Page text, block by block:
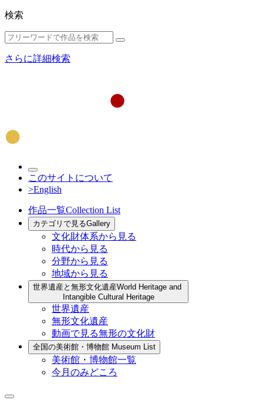
検索
さらに詳細検索
このサイトについて
>English
作品一覧Collection List
カテゴリで見るGallery
文化財体系から見る
時代から見る
分野から見る
地域から見る
世界遺産と無形文化遺産World Heritage and
Intangible Cultural Heritage
世界遺産
無形文化遺産
動画で見る無形の文化財
全国の美術館・博物館 Museum List
美術館・博物館一覧
今月のみどころ